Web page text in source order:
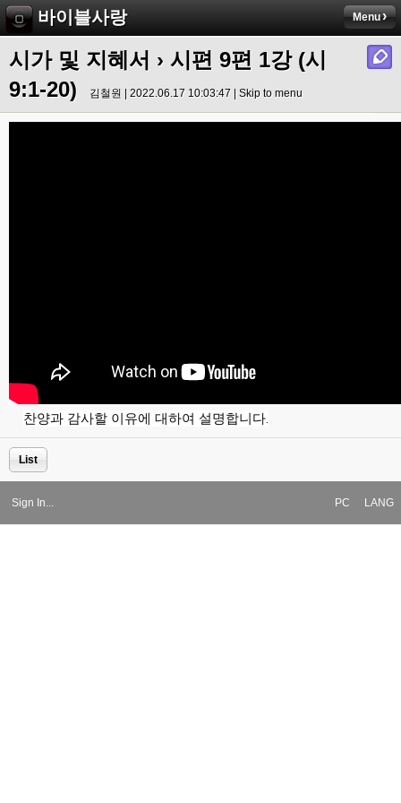
바이블사랑 Menu
시가 및 지혜서 › 시편 9편 1강 (시
9:1-20)
김철원 | 2022.06.17 10:03:47 | Skip to menu
찬양과 감사할 이유에 대하여 설명합니다.
List
Sign In... PC LANG